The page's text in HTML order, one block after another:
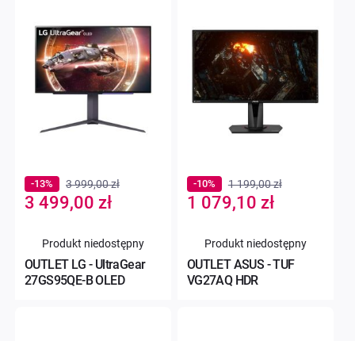
OUTLET LG - UltraGear
27GS95QE-B OLED
Special
Price
3 499,00 zł
-13% 3 999,00 zł
Produkt niedostępny
OUTLET ASUS - TUF
VG27AQ HDR
Special
Price
1 079,10 zł
-10% 1 199,00 zł
Produkt niedostępny